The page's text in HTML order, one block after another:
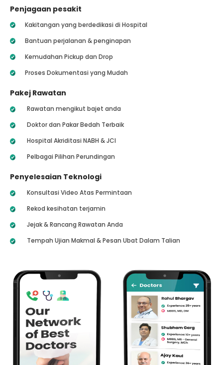
Penjagaan pesakit
Kakitangan yang berdedikasi di Hospital
Bantuan perjalanan & penginapan
Kemudahan Pickup dan Drop
Proses Dokumentasi yang Mudah
Pakej Rawatan
Rawatan mengikut bajet anda
Doktor dan Pakar Bedah Terbaik
Hospital Akriditasi NABH & JCI
Pelbagai Pilihan Perundingan
Penyelesaian Teknologi
Konsultasi Video Atas Permintaan
Rekod kesihatan terjamin
Jejak & Rancang Rawatan Anda
Tempah Ujian Makmal & Pesan Ubat Dalam Talian